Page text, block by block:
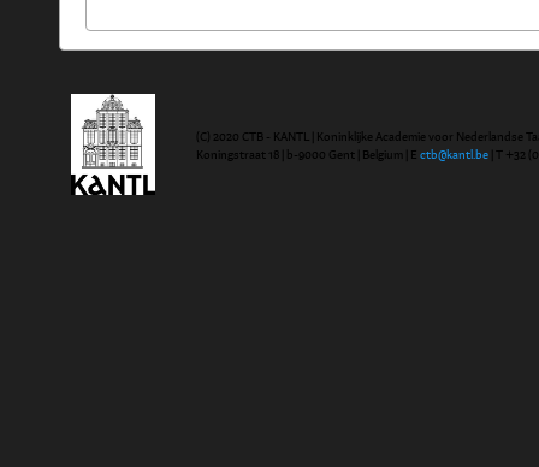
(C) 2020 CTB - KANTL | Koninklijke Academie voor Nederlandse
Koningstraat 18 | b-9000 Gent | Belgium | E ctb@kantl.be | T +32